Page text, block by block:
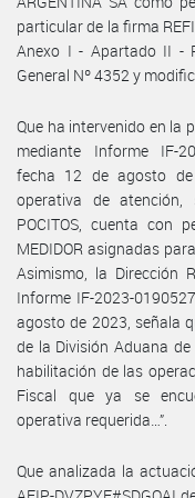
particular de la firma
Anexo I - Apartado II -
General Nº 4352 y
Que ha intervenido en la
mediante Informe IF-
fecha 12 de agosto
operativa de atención,
POCITOS, cuenta con
MEDIDOR asignadas
Asimismo, la Dirección
Informe IF-2023-
agosto de 2023, señala
de la División Aduana
habilitación de las
Fiscal que ya se
operativa requerida…”.
Que analizada la